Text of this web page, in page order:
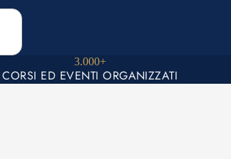
3.000+
CORSI ED EVENTI ORGANIZZATI